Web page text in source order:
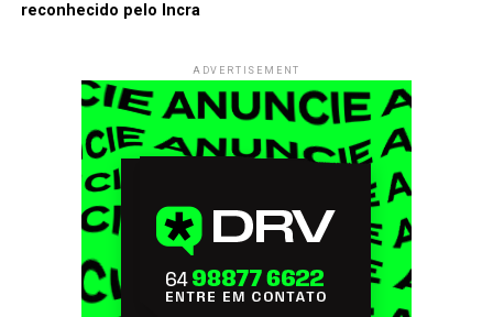
reconhecido pelo Incra
ADVERTISEMENT